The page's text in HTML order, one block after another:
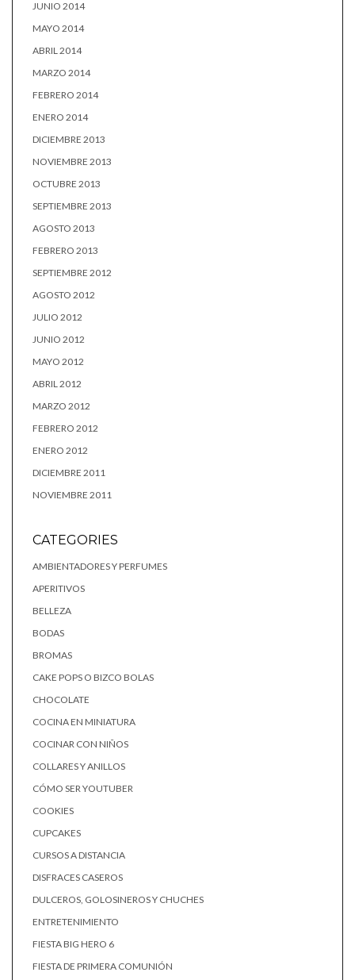
JUNIO 2014
MAYO 2014
ABRIL 2014
MARZO 2014
FEBRERO 2014
ENERO 2014
DICIEMBRE 2013
NOVIEMBRE 2013
OCTUBRE 2013
SEPTIEMBRE 2013
AGOSTO 2013
FEBRERO 2013
SEPTIEMBRE 2012
AGOSTO 2012
JULIO 2012
JUNIO 2012
MAYO 2012
ABRIL 2012
MARZO 2012
FEBRERO 2012
ENERO 2012
DICIEMBRE 2011
NOVIEMBRE 2011
CATEGORIES
AMBIENTADORES Y PERFUMES
APERITIVOS
BELLEZA
BODAS
BROMAS
CAKE POPS O BIZCO BOLAS
CHOCOLATE
COCINA EN MINIATURA
COCINAR CON NIÑOS
COLLARES Y ANILLOS
CÓMO SER YOUTUBER
COOKIES
CUPCAKES
CURSOS A DISTANCIA
DISFRACES CASEROS
DULCEROS, GOLOSINEROS Y CHUCHES
ENTRETENIMIENTO
FIESTA BIG HERO 6
FIESTA DE PRIMERA COMUNIÓN